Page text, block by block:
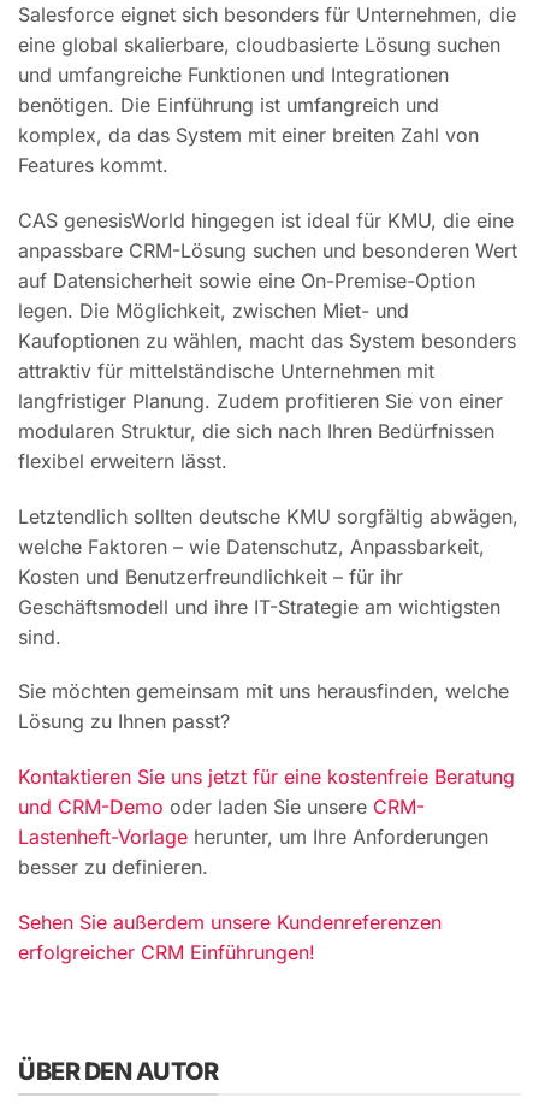
Salesforce eignet sich besonders für Unternehmen, die
eine global skalierbare, cloudbasierte Lösung suchen
und umfangreiche Funktionen und Integrationen
benötigen. Die Einführung ist umfangreich und
komplex, da das System mit einer breiten Zahl von
Features kommt.
CAS genesisWorld hingegen ist ideal für KMU, die eine
anpassbare CRM-Lösung suchen und besonderen Wert
auf Datensicherheit sowie eine On-Premise-Option
legen. Die Möglichkeit, zwischen Miet- und
Kaufoptionen zu wählen, macht das System besonders
attraktiv für mittelständische Unternehmen mit
langfristiger Planung. Zudem profitieren Sie von einer
modularen Struktur, die sich nach Ihren Bedürfnissen
flexibel erweitern lässt.
Letztendlich sollten deutsche KMU sorgfältig abwägen,
welche Faktoren – wie Datenschutz, Anpassbarkeit,
Kosten und Benutzerfreundlichkeit – für ihr
Geschäftsmodell und ihre IT-Strategie am wichtigsten
sind.
Sie möchten gemeinsam mit uns herausfinden, welche
Lösung zu Ihnen passt?
Kontaktieren Sie uns jetzt für eine kostenfreie Beratung
und CRM-Demo oder laden Sie unsere CRM-
Lastenheft-Vorlage herunter, um Ihre Anforderungen
besser zu definieren.
Sehen Sie außerdem unsere Kundenreferenzen
erfolgreicher CRM Einführungen!
ÜBER DEN AUTOR